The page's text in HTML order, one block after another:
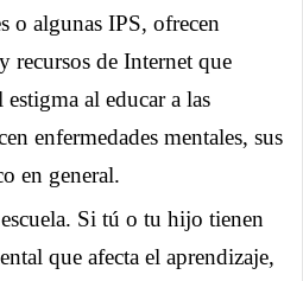
o algunas IPS, ofrecen
recursos de Internet que
al educar a las
enfermedades mentales, sus
en general.
Si tú o tu hijo tienen
que afecta el aprendizaje,